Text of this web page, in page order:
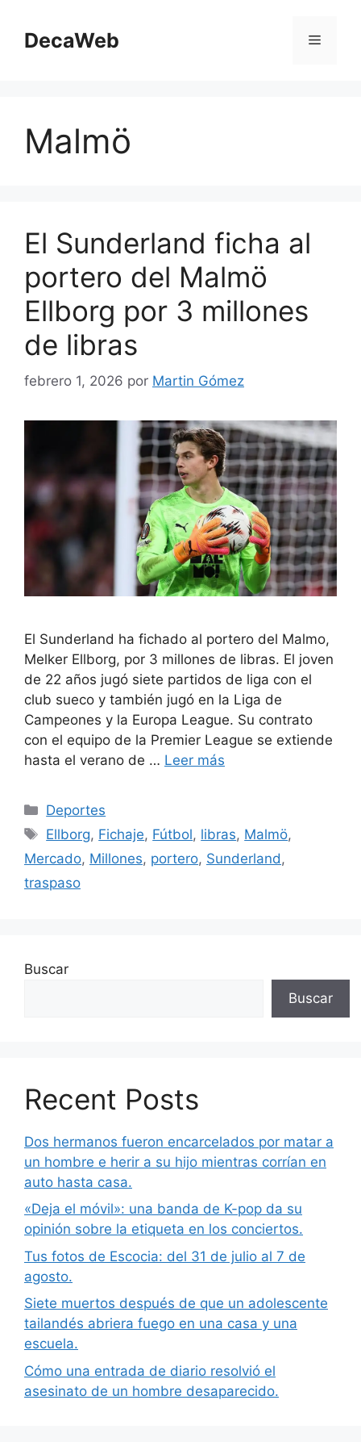
contenido
DecaWeb Menú
Malmö
El Sunderland ficha al
portero del Malmö
Ellborg por 3 millones
de libras
febrero 1, 2026 por Martin Gómez
El Sunderland ha fichado al portero del Malmo,
Melker Ellborg, por 3 millones de libras. El joven
de 22 años jugó siete partidos de liga con el
club sueco y también jugó en la Liga de
Campeones y la Europa League. Su contrato
con el equipo de la Premier League se extiende
hasta el verano de … Leer más
Categorías
Deportes
Etiquetas
Ellborg, Fichaje, Fútbol, libras, Malmö,
Mercado, Millones, portero, Sunderland ,
traspaso
Buscar
Buscar
Recent Posts
Dos hermanos fueron encarcelados por matar a
un hombre e herir a su hijo mientras corrían en
auto hasta casa.
«Deja el móvil»: una banda de K-pop da su
opinión sobre la etiqueta en los conciertos.
Tus fotos de Escocia: del 31 de julio al 7 de
agosto.
Siete muertos después de que un adolescente
tailandés abriera fuego en una casa y una
escuela.
Cómo una entrada de diario resolvió el
asesinato de un hombre desaparecido.